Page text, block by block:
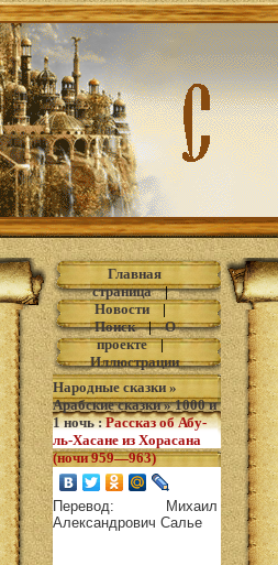
Главная
страница|
Новости|
Поиск|О
проекте|
Иллюстрации
Народные сказки »
Арабские сказки»1000 и
1 ночь: Рассказ об Абу-
ль-Хасане из Хорасана
(ночи 959—963)
Перевод: Михаил
Александрович Салье